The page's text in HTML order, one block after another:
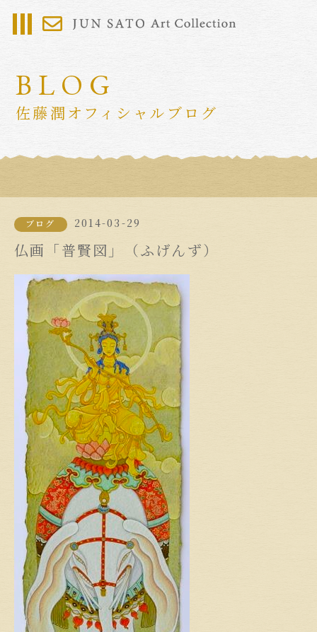
BLOG
佐藤潤オフィシャルブログ
ブログ 2014-03-29
仏画「普賢図」（ふげんず）